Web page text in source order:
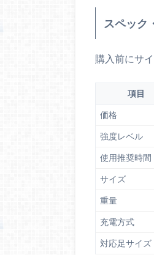
スペック
購入前にサ
項目
価格
強度レベル
使用推奨時間
サイズ
重量
充電方式
対応足サイズ